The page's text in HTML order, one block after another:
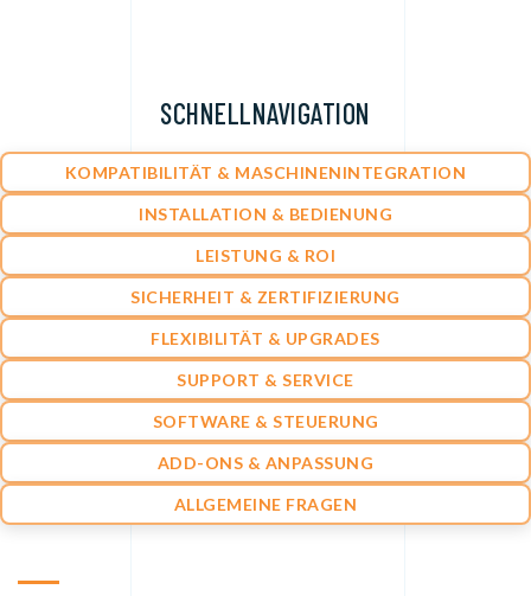
SCHNELLNAVIGATION
KOMPATIBILITÄT & MASCHINENINTEGRATION
INSTALLATION & BEDIENUNG
LEISTUNG & ROI
SICHERHEIT & ZERTIFIZIERUNG
FLEXIBILITÄT & UPGRADES
SUPPORT & SERVICE
SOFTWARE & STEUERUNG
ADD-ONS & ANPASSUNG
ALLGEMEINE FRAGEN